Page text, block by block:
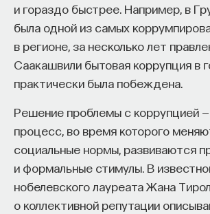
и гораздо быстрее. Например, в
была одной из самых
в регионе, за несколько лет
Саакашвили бытовая коррупция в
практически была побеждена.
Решение проблемы с коррупцией
процесс, во время которого
социальные нормы, развиваются
и формальные стимулы. В
нобелевского лауреата Жана
о коллективной репутации